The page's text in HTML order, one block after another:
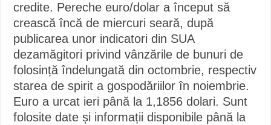
credite. Pereche euro/dolar a început să
crească încă de miercuri seară, după
publicarea unor indicatori din SUA
dezamăgitori privind vânzările de bunuri de
folosință îndelungată din octombrie, respectiv
starea de spirit a gospodăriilor în noiembrie.
Euro a urcat ieri până la 1,1856 dolari. Sunt
folosite date și informații disponibile până la